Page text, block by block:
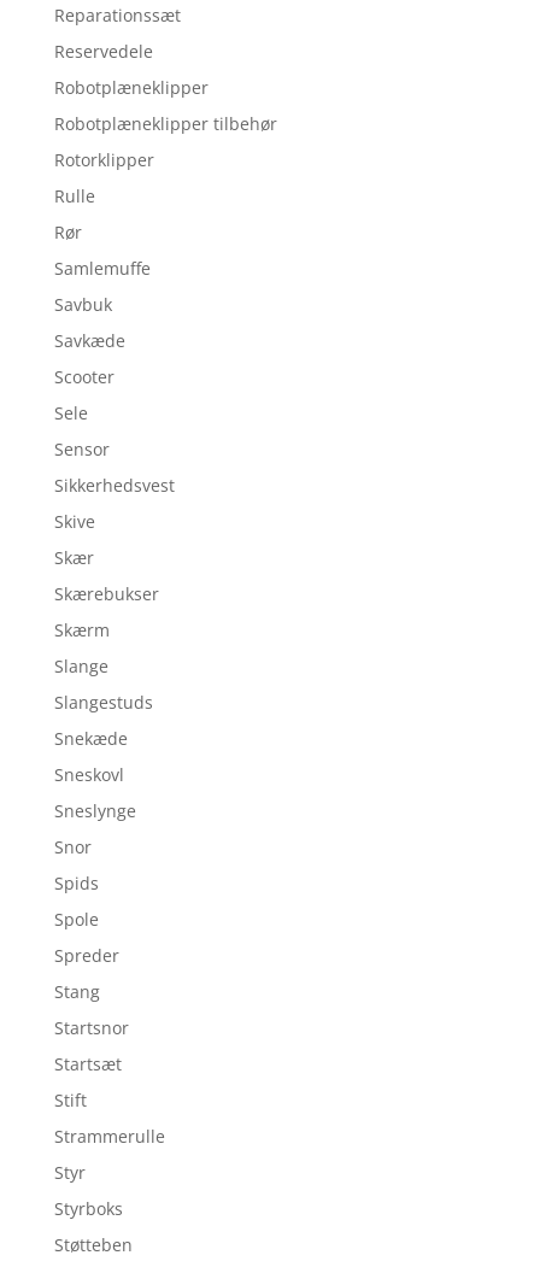
Reparationssæt
Reservedele
Robotplæneklipper
Robotplæneklipper tilbehør
Rotorklipper
Rulle
Rør
Samlemuffe
Savbuk
Savkæde
Scooter
Sele
Sensor
Sikkerhedsvest
Skive
Skær
Skærebukser
Skærm
Slange
Slangestuds
Snekæde
Sneskovl
Sneslynge
Snor
Spids
Spole
Spreder
Stang
Startsnor
Startsæt
Stift
Strammerulle
Styr
Styrboks
Støtteben